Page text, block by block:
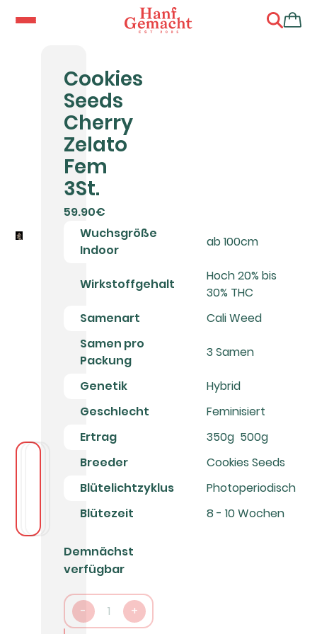
Cookies
Seeds
Cherry
Zelato
Fem
3St.
59.90€
Wuchsgröße
Indoor
ab 100cm
Wirkstoffgehalt
Hoch 20% bis
30% THC
Samenart
Cali Weed
Samen pro
Packung
3 Samen
Genetik
Hybrid
Geschlecht
Feminisiert
Ertrag
350g  500g
Breeder
Cookies Seeds
Blütelichtzyklus
Photoperiodisch
Blütezeit
8 - 10 Wochen
Demnächst
verfügbar
- 1 +